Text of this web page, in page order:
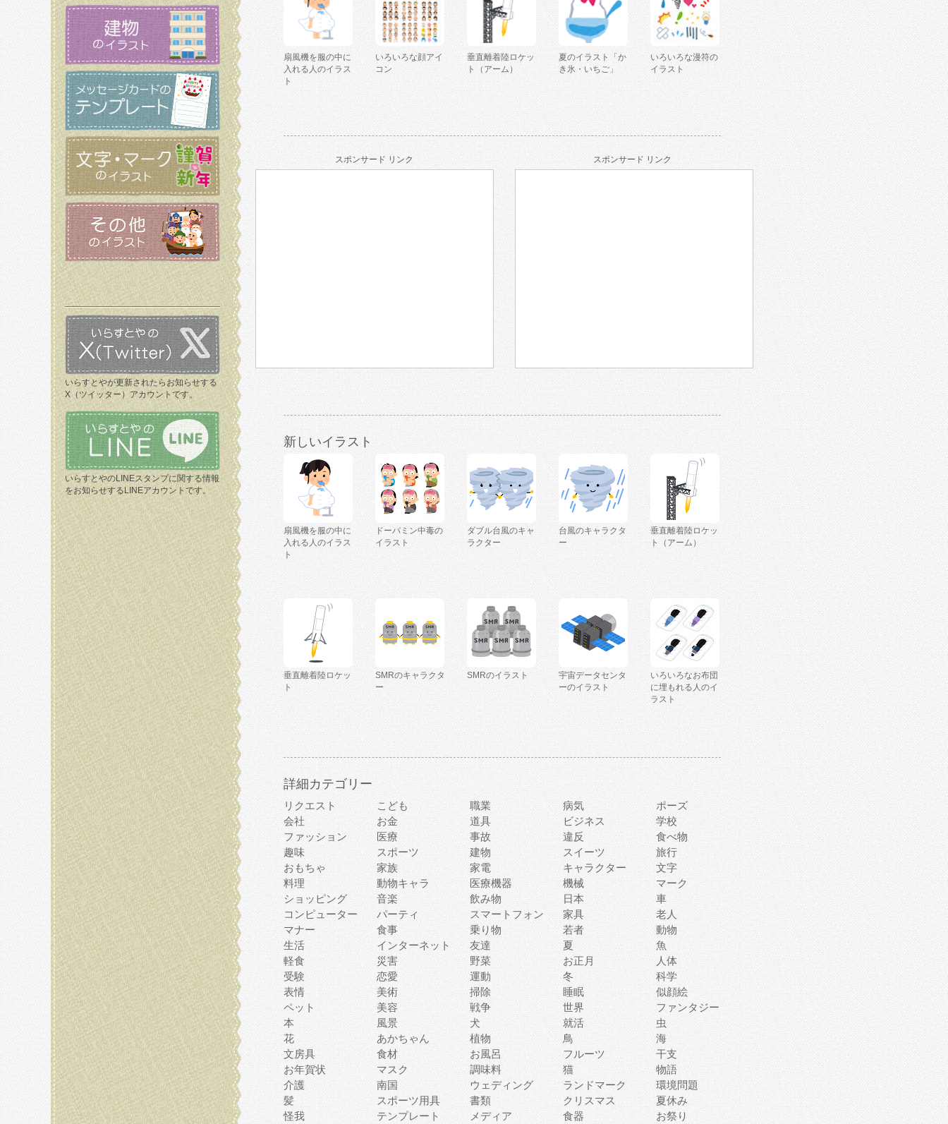
いらすとやが更新されたらお知らせする
X（ツイッター）アカウントです。
いらすとやのLINEスタンプに関する情報
をお知らせするLINEアカウントです。
扇風機を服の中に
入れる人のイラス
ト
いろいろな顔アイ
コン
垂直離着陸ロケッ
ト（アーム）
夏のイラスト「か
き氷・いちご」
いろいろな漫符の
イラスト
スポンサード リンク スポンサード リンク
新しいイラスト
扇風機を服の中に
入れる人のイラス
ト
ドーパミン中毒の
イラスト
ダブル台風のキャ
ラクター
台風のキャラクタ
ー
垂直離着陸ロケッ
ト（アーム）
垂直離着陸ロケッ
ト
SMRのキャラクタ
ー
SMRのイラスト
宇宙データセンタ
ーのイラスト
いろいろなお布団
に埋もれる人のイ
ラスト
詳細カテゴリー
リクエスト こども 職業 病気
ポーズ
会社
お金 道具 ビジネス
学校
ファッション
医療 事故 違反
食べ物
趣味
スポーツ 建物 スイーツ
旅行
おもちゃ
家族 家電 キャラクター
文字
料理
動物キャラ 医療機器 機械
マーク
ショッピング
音楽 飲み物 日本
車
コンピューター
パーティ スマートフォン 家具
老人
マナー
食事 乗り物 若者
動物
生活
インターネット 友達 夏
魚
軽食
災害 野菜 お正月
人体
受験
恋愛 運動 冬
科学
表情
美術 掃除 睡眠
似顔絵
ペット
美容 戦争 世界
ファンタジー
本
風景 犬 就活
虫
花
あかちゃん 植物 鳥
海
文房具
食材 お風呂 フルーツ
干支
お年賀状
マスク 調味料 猫
物語
介護
南国 ウェディング ランドマーク
環境問題
髪
スポーツ用具 書類 クリスマス
夏休み
怪我
テンプレート メディア 食器 お祭り